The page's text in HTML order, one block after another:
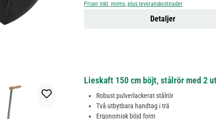
Priser inkl. moms, plus leveranskostnader
Detaljer
Lieskaft 150 cm böjt, stålrör med 2
Robust pulverlackerat stålrör
Två utbytbara handtag i trä
Ergonomisk böjd form